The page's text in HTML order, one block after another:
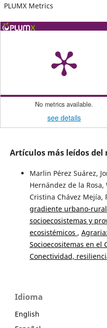
PLUMX Metrics
No metrics available.
see details
Artículos más leídos
Marlin Pérez Suárez,
Hernández de la
Cristina Chávez Mejía,
gradiente urbano-
socioecosistemas y
ecosistémicos ,
Socioecositemas en el
Conectividad,
Idioma
English